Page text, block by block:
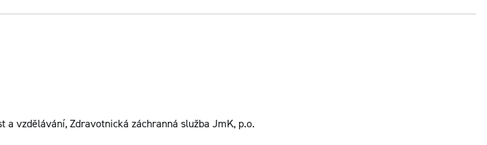
vzdělávání, Zdravotnická záchranná služba JmK, p.o.